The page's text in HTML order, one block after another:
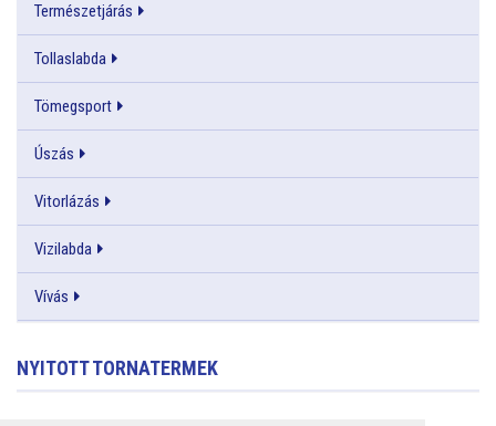
Természetjárás
Tollaslabda
Tömegsport
Úszás
Vitorlázás
Vizilabda
Vívás
NYITOTT TORNATERMEK